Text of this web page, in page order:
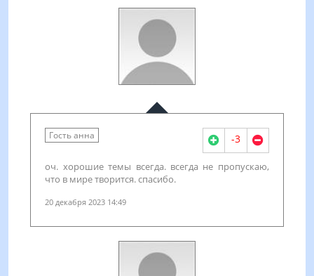
Гость анна -3
оч. хорошие темы всегда. всегда не пропускаю,
что в мире творится. спасибо.
20 декабря 2023 14:49